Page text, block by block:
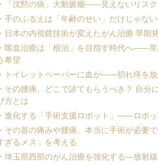
「沈黙の病」大動脈瘤――見えないリス
手のふるえは「年齢のせい」だけじゃな
日本の内視鏡技術が変えたがん治療 早期
喀血治療は「根治」を目指す時代へ――
希望
トイレットペーパーに血が――切れ痔を
その腰痛、どこで診てもらうべき？ 自分
方とは
進化する「手術支援ロボット」――ロボ
その首の痛みや腰痛、本当に手術が必要
ぎるメス」を考える
埼玉県西部のがん治療を強化する―放射